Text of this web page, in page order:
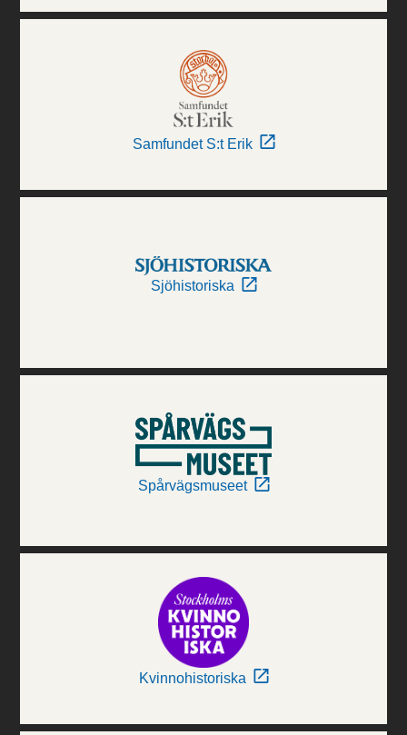
Samfundet S:t Erik
Sjöhistoriska
Spårvägsmuseet
Kvinnohistoriska